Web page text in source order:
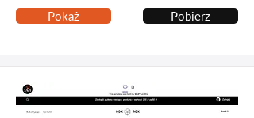
Pokaż Pobierz